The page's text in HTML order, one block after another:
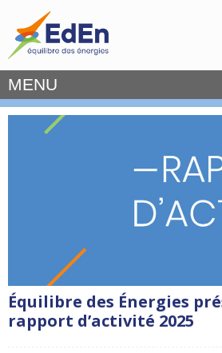
MENU
Équilibre des Énergies
rapport d’activité 2025